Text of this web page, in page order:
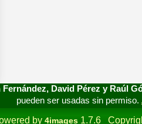
Fernández, David Pérez y Raúl
pueden ser usadas sin permiso.
by 4images 1.7.6